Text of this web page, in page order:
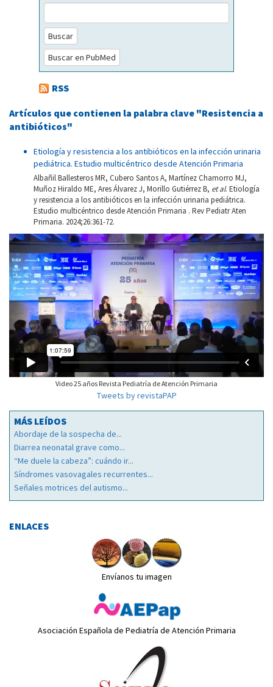
Buscar
Buscar en PubMed
RSS
Artículos que contienen la palabra clave "Resistencia a
antibióticos"
Etiología y resistencia a los antibióticos en la infección urinaria
pediátrica. Estudio multicéntrico desde Atención Primaria
Albañil Ballesteros MR, Cubero Santos A, Martínez Chamorro MJ,
Muñoz Hiraldo ME, Ares Álvarez J, Morillo Gutiérrez B, et al. Etiología
y resistencia a los antibióticos en la infección urinaria pediátrica.
Estudio multicéntrico desde Atención Primaria . Rev Pediatr Aten
Primaria. 2024;26:361-72.
Video 25 años Revista Pediatría de Atención Primaria
Tweets by revistaPAP
MÁS LEÍDOS
Abordaje de la sospecha de...
Diarrea neonatal grave como...
“Me duele la cabeza”: cuándo ir...
Síndromes vasovagales recurrentes...
Señales motrices del autismo...
ENLACES
Envíanos tu imagen
Asociación Española de Pediatría de Atención Primaria